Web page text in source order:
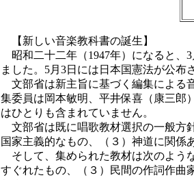
【新しい音楽教科書の誕生】
昭和二十二年（1947年）になると、
ました。5月3日には日本国憲法が公布
文部省は新主旨に基づく編集による
集委員は岡本敏明、平井保喜（康三郎
はひとりも含まれていません。
文部省は既に唱歌教材選択の一般方
国家主義的なもの、（３）神道に関係
そして、集められた教材は次のよう
すぐれたもの、（３）民間の作詞作曲